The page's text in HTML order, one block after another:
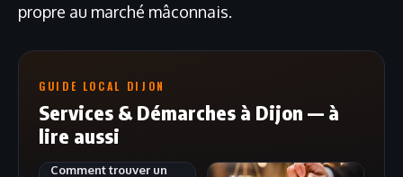
propre au marché mâconnais.
GUIDE LOCAL DIJON
Services & Démarches à Dijon — à
lire aussi
Comment trouver un